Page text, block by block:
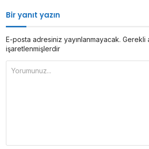
Bir yanıt yazın
E-posta adresiniz yayınlanmayacak. Gerekli
işaretlenmişlerdir